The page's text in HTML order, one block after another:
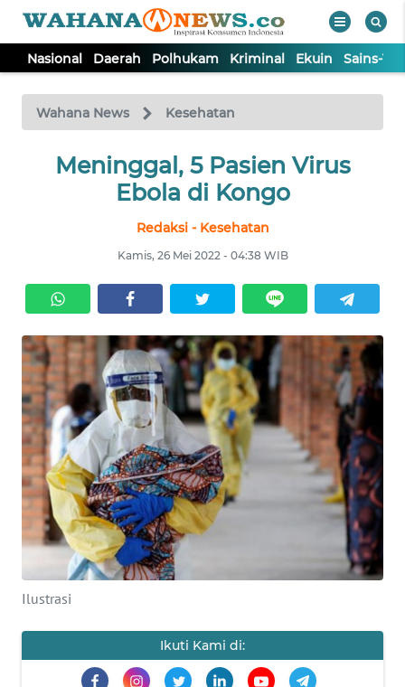
Nasional Daerah Polhukam Kriminal Ekuin Sains-
Wahana News Kesehatan
Meninggal, 5 Pasien Virus
Ebola di Kongo
Redaksi - Kesehatan
Kamis, 26 Mei 2022 - 04:38 WIB
Ilustrasi
Ikuti Kami di:
TV
Tutup
NASIONAL
KRIMINAL
EKUIN
SAINS-TEKNO
KESEHATAN
INTERNASIONAL
SERBA-SERBI
OLAHRAGA